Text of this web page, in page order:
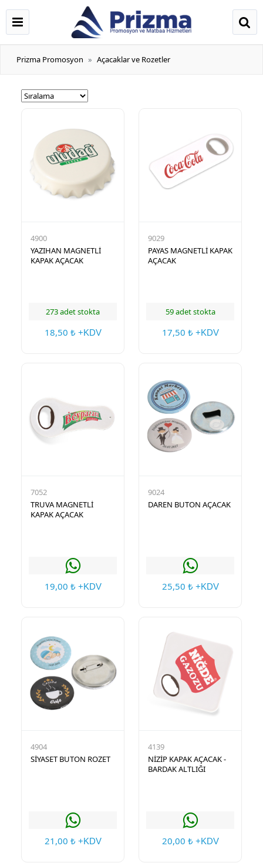
Prizma Promosyon Açacaklar ve Rozetler
4900
YAZIHAN MAGNETLİ
KAPAK AÇACAK
273 adet stokta
18,50 ₺ +KDV
9029
PAYAS MAGNETLİ KAPAK
AÇACAK
59 adet stokta
17,50 ₺ +KDV
7052
TRUVA MAGNETLİ
KAPAK AÇACAK
19,00 ₺ +KDV
9024
DAREN BUTON AÇACAK
25,50 ₺ +KDV
4904
SİYASET BUTON ROZET
21,00 ₺ +KDV
4139
NİZİP KAPAK AÇACAK -
BARDAK ALTLIĞI
20,00 ₺ +KDV